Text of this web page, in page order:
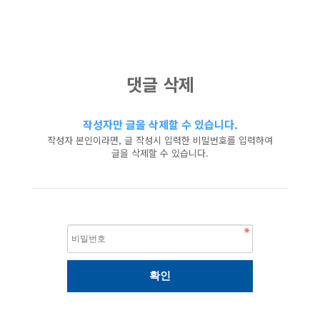
댓글 삭제
작성자만 글을 삭제할 수 있습니다.
작성자 본인이라면, 글 작성시 입력한 비밀번호를 입력하여
글을 삭제할 수 있습니다.